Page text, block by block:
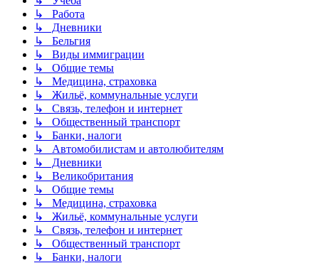
↳ Работа
↳ Дневники
↳ Бельгия
↳ Виды иммиграции
↳ Общие темы
↳ Медицина, страховка
↳ Жильё, коммунальные услуги
↳ Связь, телефон и интернет
↳ Общественный транспорт
↳ Банки, налоги
↳ Автомобилистам и автолюбителям
↳ Дневники
↳ Великобритания
↳ Общие темы
↳ Медицина, страховка
↳ Жильё, коммунальные услуги
↳ Связь, телефон и интернет
↳ Общественный транспорт
↳ Банки, налоги